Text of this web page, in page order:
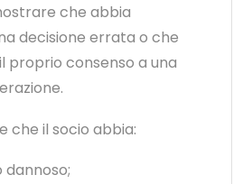
che abbia
decisione errata o che
proprio consenso a una
che il socio abbia:
dannoso;